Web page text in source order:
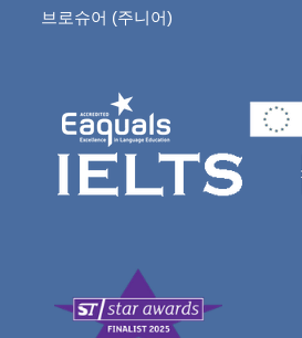
브로슈어 (주니어)